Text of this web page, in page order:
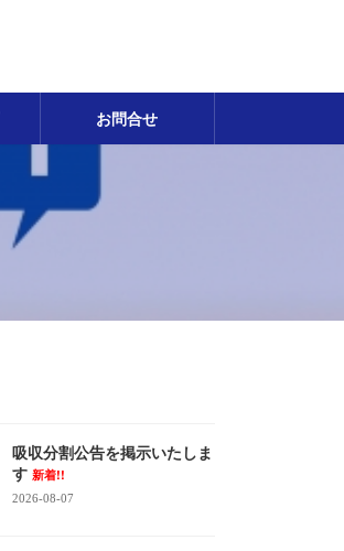
お問合せ
吸収分割公告を掲示いたしま
す 新着!!
2026-08-07